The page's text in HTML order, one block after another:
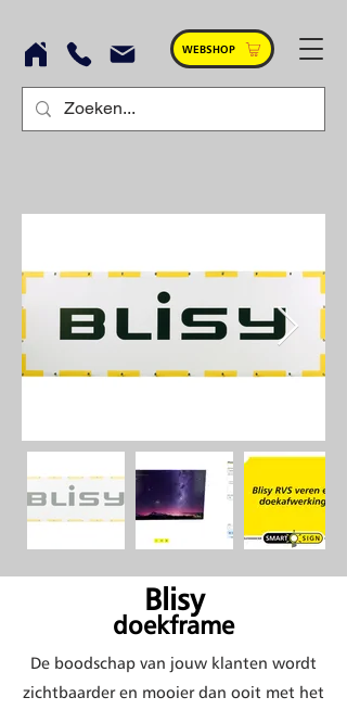
WEBSHOP
Blisy
doekframe
De boodschap van jouw klanten wordt
zichtbaarder en mooier dan ooit met het